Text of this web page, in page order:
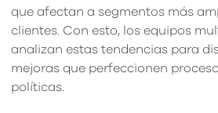
que afectan a segmentos más
clientes. Con esto, los equipos
analizan estas tendencias para
mejoras que perfeccionen
políticas.